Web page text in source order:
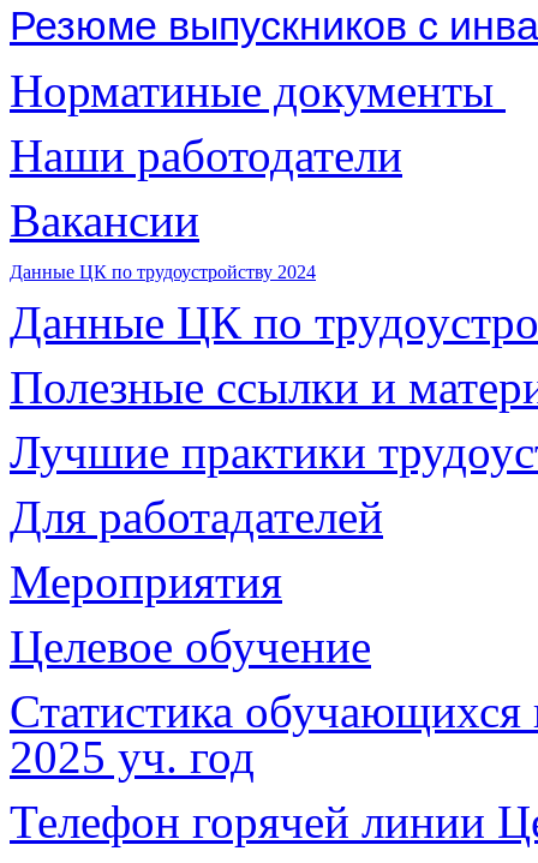
Резюме выпускников с
Норматиные документы
Наши работодатели
Вакансии
Данные ЦК по трудоустройству 2024
Данные ЦК по
Полезные ссылки и
Лучшие практики
Для работадателей
Мероприятия
Целевое обучение
Статистика
2025 уч. год
Телефон горячей линии